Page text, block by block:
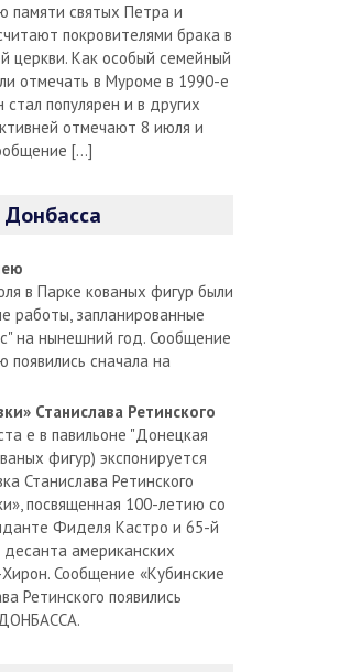
памяти святых Петра и
покровителями брака в
церкви. Как особый семейный
отмечать в Муроме в 1990-е
популярен и в других
отмечают 8 июля и
[…]
Донбасса
в Парке кованых фигур были
работы, запланированные
на нынешний год. Сообщение
сначала на
Станислава Ретинского
е в павильоне "Донецкая
фигур) экспонируется
Станислава Ретинского
посвященная 100-летию со
Фиделя Кастро и 65-й
американских
Сообщение «Кубинские
Ретинского появились